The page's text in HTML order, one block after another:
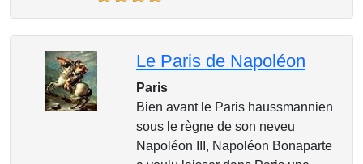
Le Paris de Napoléon
Paris
Bien avant le Paris haussmannien
sous le règne de son neveu
Napoléon III, Napoléon Bonaparte